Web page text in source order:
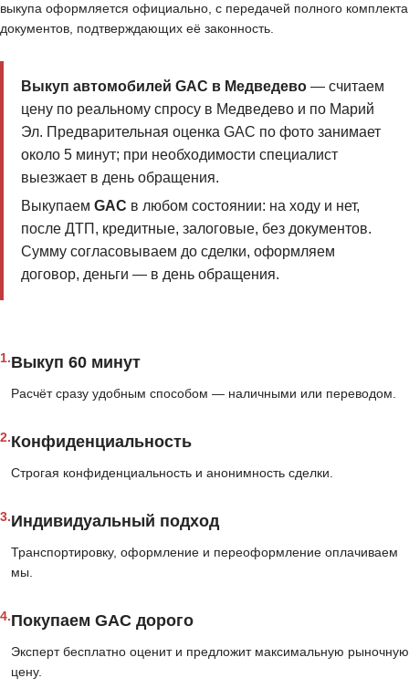
выкупа оформляется официально, с передачей полного комплекта
документов, подтверждающих её законность.
Выкуп автомобилей GAC в Медведево— считаем
цену по реальному спросу в Медведево и по Марий
Эл. Предварительная оценка GAC по фото занимает
около 5 минут; при необходимости специалист
выезжает в день обращения.
Выкупаем GAC в любом состоянии: на ходу и нет,
после ДТП, кредитные, залоговые, без документов.
Сумму согласовываем до сделки, оформляем
договор, деньги — в день обращения.
1.Выкуп 60 минут
Расчёт сразу удобным способом — наличными или переводом.
2.Конфиденциальность
Строгая конфиденциальность и анонимность сделки.
3.Индивидуальный подход
Транспортировку, оформление и переоформление оплачиваем
мы.
4.Покупаем GAC дорого
Эксперт бесплатно оценит и предложит максимальную рыночную
цену.